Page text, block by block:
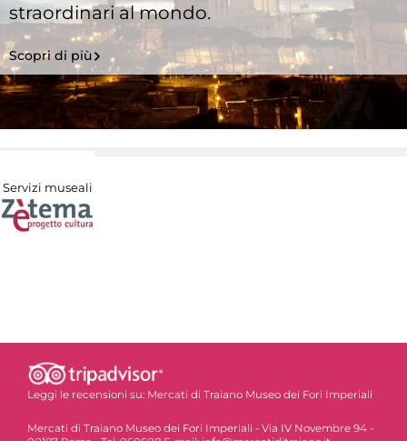
straordinari al mondo.
Scopri di più
Servizi museali
Leggi le recensioni su: Mercati di Traiano Museo dei Fori Imperiali
Mercati di Traiano Museo dei Fori Imperiali - Via IV Novembre 94 -